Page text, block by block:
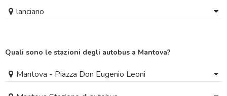
lanciano
Quali sono le stazioni degli autobus a Mantova?
Mantova - Piazza Don Eugenio Leoni